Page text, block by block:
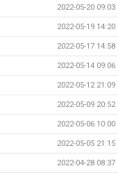
2022-05-20 09:03
2022-05-19 14:20
2022-05-17 14:58
2022-05-14 09:06
2022-05-12 21:09
2022-05-09 20:52
2022-05-06 10:00
2022-05-05 21:15
2022-04-28 08:37